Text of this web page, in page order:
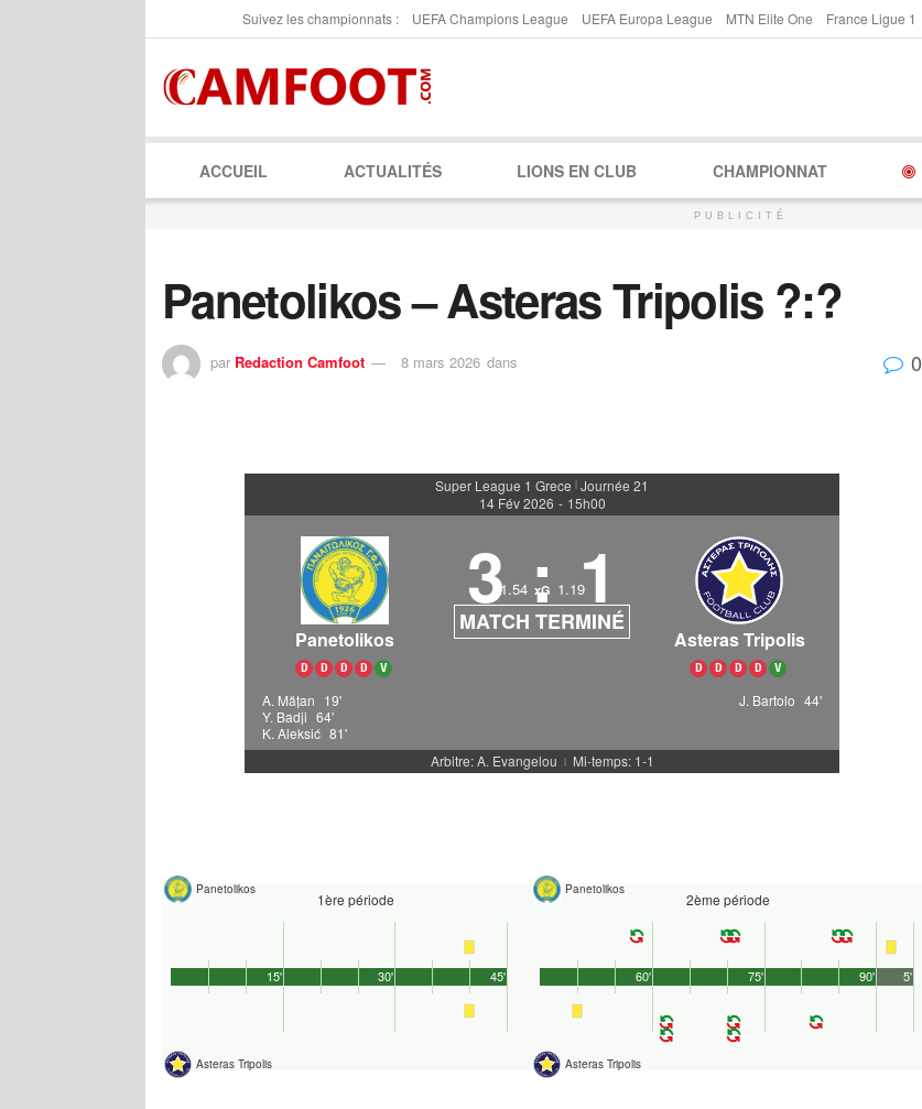
Suivez les championnats : UEFA Champions League UEFA Europa League MTN Elite One France Ligue 1
ACCUEIL ACTUALITÉS LIONS EN CLUB CHAMPIONNAT
PUBLICITÉ
Panetolikos – Asteras Tripolis ?:?
par Redaction Camfoot 8 mars 2026 dans 0
Super League 1 Grece | Journée 21
14 Fév 2026 - 15h00
Panetolikos
D D D D V
3 : 1
1.54 xG 1.19
MATCH TERMINÉ
Asteras Tripolis
D D D D V
A. Mățan 19'
Y. Badji 64'
K. Aleksić 81'
J. Bartolo 44'
Arbitre: A. Evangelou | Mi-temps: 1-1
Panetolikos
1ère période
Asteras Tripolis
45'
15' 30'
Panetolikos
2ème période
Asteras Tripolis
90'
60' 75' 5'